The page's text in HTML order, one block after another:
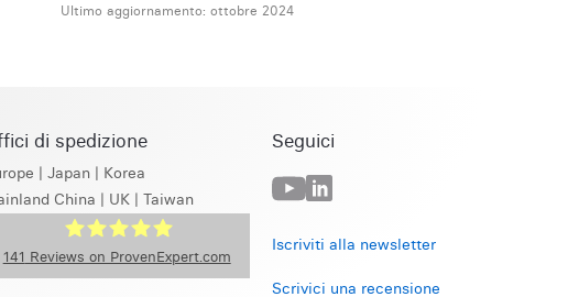
Ultimo aggiornamento: ottobre 2024
di spedizione
|Japan | Korea
China | UK |Taiwan
141 Reviews on ProvenExpert.com
Seguici
Iscriviti alla newsletter
Scrivici una recensione